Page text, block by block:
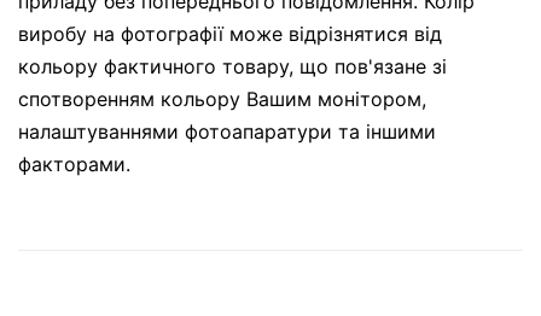
виробу на фотографії може відрізнятися від
кольору фактичного товару, що пов'язане зі
спотворенням кольору Вашим монітором,
налаштуваннями фотоапаратури та іншими
факторами.